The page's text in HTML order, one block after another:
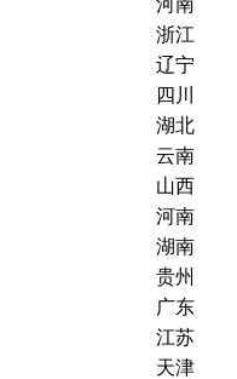
浙江
辽宁
四川
湖北
云南
山西
河南
湖南
贵州
广东
江苏
天津